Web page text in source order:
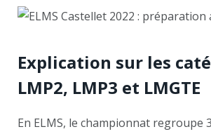
Explication sur les
LMP2, LMP3 et LMGTE
En ELMS, le championnat regroupe